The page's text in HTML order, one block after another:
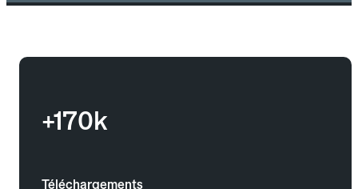
+170k
Téléchargements